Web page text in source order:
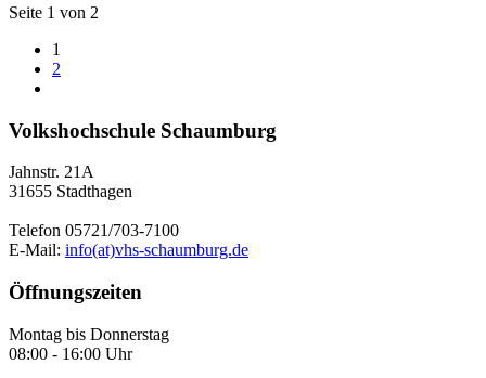
Seite 1 von 2
1
2
Volkshochschule Schaumburg
Jahnstr. 21A
31655 Stadthagen
Telefon 05721/703-7100
E-Mail: info(at)vhs-schaumburg.de
Öffnungszeiten
Montag bis Donnerstag
08:00 - 16:00 Uhr